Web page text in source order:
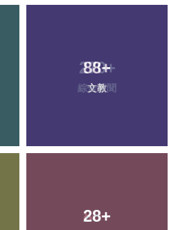
88+
文教
28+